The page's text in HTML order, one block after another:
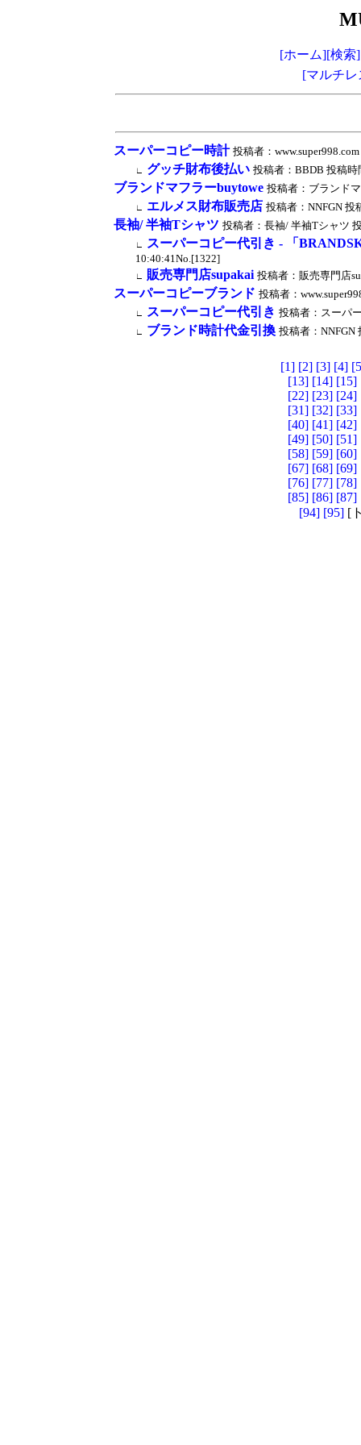
[ホーム][検索]
[マルチ
スーパーコピー時計 投稿者：
∟ グッチ財布後払い 投稿者：BBDB 投稿
ブランドマフラーbuytowe 投稿者：ブランド
∟ エルメス財布販売店 投稿者：NNFGN 投
長袖/ 半袖Tシャツ 投稿者：長袖/ 半袖Tシャツ
∟ スーパーコピー代引き - 「
10:40:41No.[1322]
∟ 販売専門店supakai 投稿者：販売専門店
スーパーコピーブランド 投稿者：
∟ スーパーコピー代引き 投稿者：スーパ
∟ ブランド時計代金引換 投稿者：NNFGN
[1] [2] [3] [4]
[13] [14] [15]
[22] [23] [24]
[31] [32] [33]
[40] [41] [42]
[49] [50] [51]
[58] [59] [60]
[67] [68] [69]
[76] [77] [78]
[85] [86] [87]
[94] [95] [